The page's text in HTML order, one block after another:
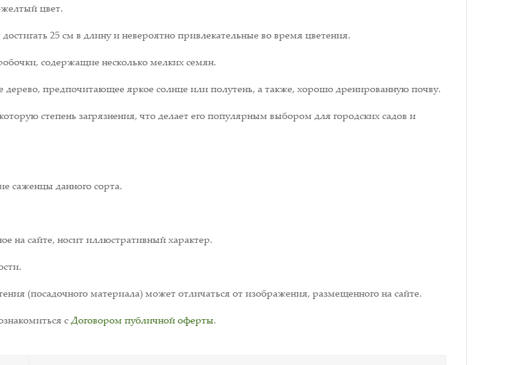
цвет.
25 см в длину и невероятно привлекательные во время цветения.
содержащие несколько мелких семян.
дерево, предпочитающее яркое солнце или полутень, а также, хорошо дренированную почву.
степень загрязнения, что делает его популярным выбором для городских садов и
саженцы данного сорта.
на сайте, носит иллюстративный характер.
(посадочного материала) может отличаться от изображения, размещенного на сайте.
сДоговором публичной оферты.